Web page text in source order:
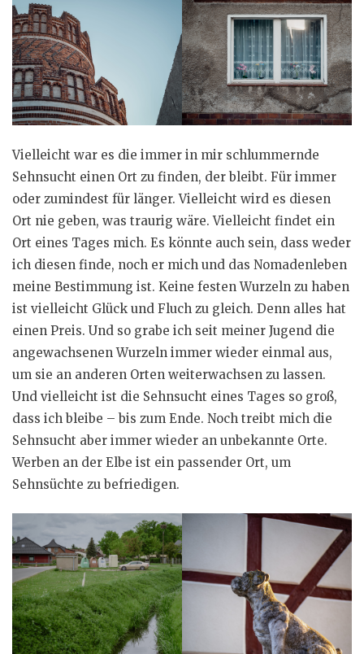
Vielleicht war es die immer in mir schlummernde
Sehnsucht einen Ort zu finden, der bleibt. Für immer
oder zumindest für länger. Vielleicht wird es diesen
Ort nie geben, was traurig wäre. Vielleicht findet ein
Ort eines Tages mich. Es könnte auch sein, dass weder
ich diesen finde, noch er mich und das Nomadenleben
meine Bestimmung ist. Keine festen Wurzeln zu haben
ist vielleicht Glück und Fluch zu gleich. Denn alles hat
einen Preis. Und so grabe ich seit meiner Jugend die
angewachsenen Wurzeln immer wieder einmal aus,
um sie an anderen Orten weiterwachsen zu lassen.
Und vielleicht ist die Sehnsucht eines Tages so groß,
dass ich bleibe – bis zum Ende. Noch treibt mich die
Sehnsucht aber immer wieder an unbekannte Orte.
Werben an der Elbe ist ein passender Ort, um
Sehnsüchte zu befriedigen.